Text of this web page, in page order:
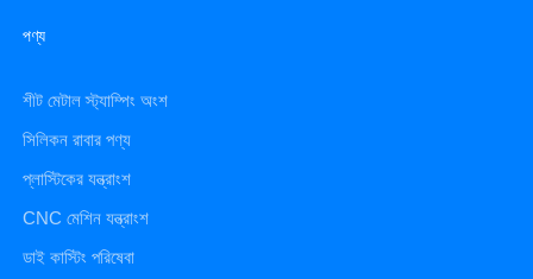
পণ্য
শীট মেটাল স্ট্যাম্পিং অংশ
সিলিকন রাবার পণ্য
প্লাস্টিকের যন্ত্রাংশ
CNC মেশিন যন্ত্রাংশ
ডাই কাস্টিং পরিষেবা